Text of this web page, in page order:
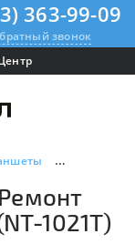
363-99-09
звонок
IconBIT
1021T)